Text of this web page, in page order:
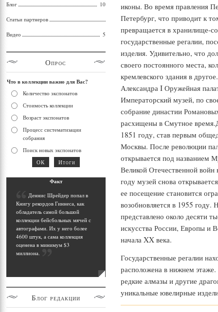
иконы. Во время правления
Петербург, что приводит к
превращается в хранилище-
государственные регалии,
изделия. Удивительно, что
своего постоянного места,
кремлевского здания в
Александра I Оружейная
Императорский музей, по
собрание династии
расхищены в Смутное
1851 году, став первым
Москвы. После революции
открывается под названием
Великой Отечественной войн
году музей снова
ее посещение становится
возобновляется в 1955 году.
представлено около десяти
искусства России, Европы и
начала XX века.
Государственные регалии
расположена в нижнем
редкие алмазы и другие
уникальные ювелирные
Блог 10
Статьи партнеров
Видео 5
Опрос
Что в коллекции важно для Вас?
Количество экспонатов
Стоимость коллекции
Возраст экспонатов
Процесс систематизации
собрания
Поиск новых экспонатов
Факт
Деннис Шрейдер попал в
Книгу рекордов Гиннеса, как
обладатель самой большой
коллекции бейсбольных мячей с
автографами. Их у него более
4600 штук, а сама коллекция
оценена в минимум $3
миллиона.
Блог редакции